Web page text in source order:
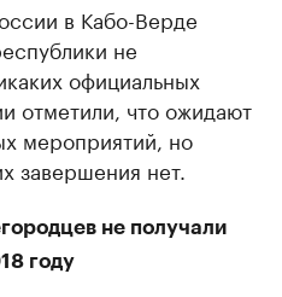
в Кабо-Верде
не
официальных
отметили, что ожидают
мероприятий, но
завершения нет.
не получали
году